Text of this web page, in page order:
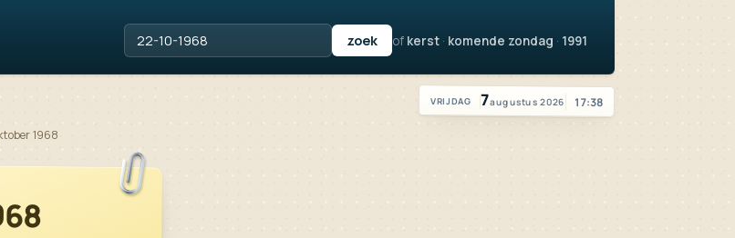
Vandaag is het vrijdag 7 augustus 2026
VRIJDAG 7augustus 2026 17:38
1968
of kerst · komende zondag · 1991